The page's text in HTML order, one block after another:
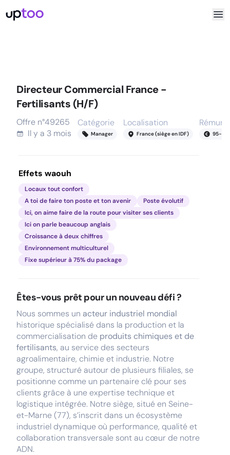
Directeur Commercial France -
Fertilisants (H/F)
Offre n°49265
Il y a 3 mois
Catégorie
Manager
Localisation
France (siège en IDF) 95-
Effets waouh
Locaux tout confort
A toi de faire ton poste et ton avenir
Poste évolutif
Ici, on aime faire de la route pour visiter ses clients
Ici on parle beaucoup anglais
Croissance à deux chiffres
Environnement multiculturel
Fixe supérieur à 75% du package
Êtes-vous prêt pour un nouveau défi ?
Nous sommes un acteur industriel mondial
historique spécialisé dans la production et la
commercialisation de produits chimiques et de
fertilisants, au service des secteurs
agroalimentaire, chimie et industrie. Notre
groupe, structuré autour de plusieurs filiales, se
positionne comme un partenaire clé pour ses
clients grâce à une expertise technique et
logistique intégrée. Notre siège, situé en Seine-
et-Marne (77), s’inscrit dans un écosystème
industriel dynamique où performance, qualité et
collaboration transversale sont au cœur de notre
ADN.